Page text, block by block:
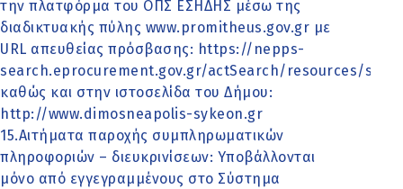
την πλατφόρμα του ΟΠΣ ΕΣΗΔΗΣ μέσω της
διαδικτυακής πύλης www.promitheus.gov.gr με
URL απευθείας πρόσβασης: https://nepps-
search.eprocurement.gov.gr/actSearch/resources/
καθώς και στην ιστοσελίδα του Δήμου:
http://www.dimosneapolis-sykeon.gr
15.Αιτήματα παροχής συμπληρωματικών
πληροφοριών – διευκρινίσεων: Υποβάλλονται
μόνο από εγγεγραμμένους στο Σύστημα